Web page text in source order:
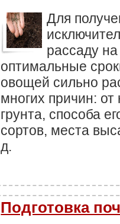
Для
рассаду
оптимальные
овощей сильно
многих причин: от
грунта, способа
сортов, места
д.
Подготовка